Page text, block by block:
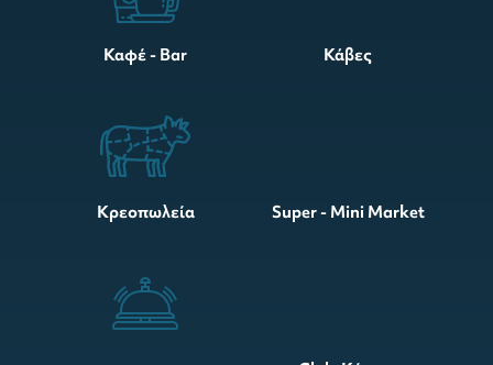
Καφέ - Bar Κάβες
Κρεοπωλεία Super - Mini Market